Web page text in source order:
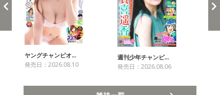
ヤングチャンピオ…
発売日：2026.08.10
週刊少年チャンピ…
発売日：2026.08.06